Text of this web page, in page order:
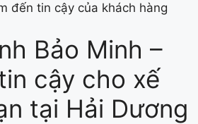
đến tin cậy của khách hàng
Bảo Minh –
cậy cho xế
tại Hải Dương